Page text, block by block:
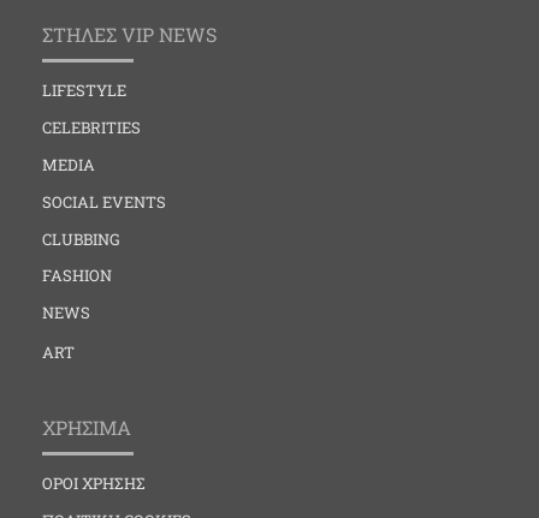
ΣΤΗΛΕΣ VIP NEWS
LIFESTYLE
CELEBRITIES
MEDIA
SOCIAL EVENTS
CLUBBING
FASHION
NEWS
ART
ΧΡΗΣΙΜΑ
ΟΡΟΙ ΧΡΗΣΗΣ